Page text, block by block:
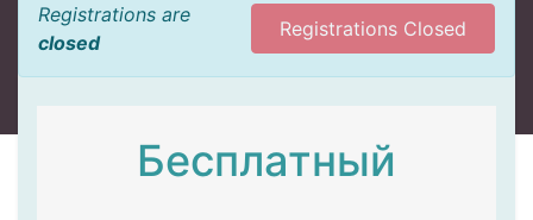
Registrations are
closed
Registrations Closed
Бесплатный